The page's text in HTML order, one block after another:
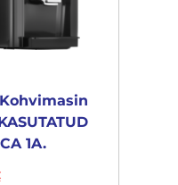
Kohvimasin
1A.